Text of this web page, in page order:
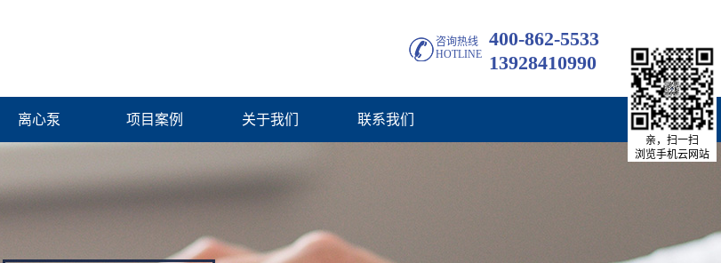
咨询热线
HOTLINE
400-862-5533
13928410990
离心泵 项目案例 关于我们 联系我们
亲，扫一扫
浏览手机云网站